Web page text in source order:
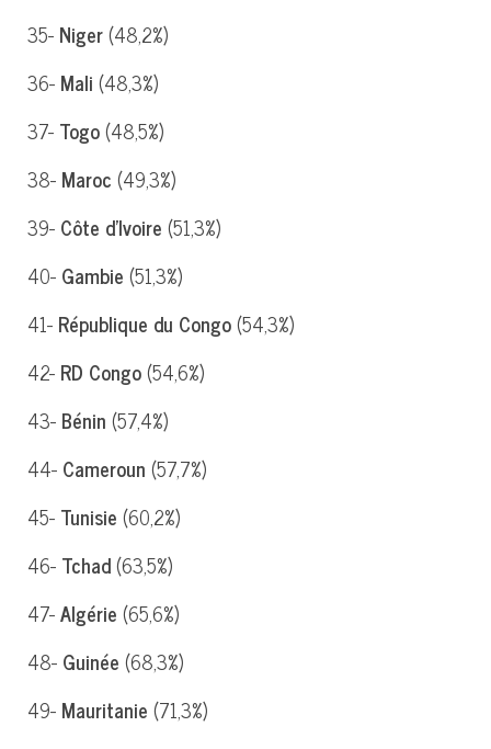
35- Niger(48,2%)
36- Mali (48,3%)
37- Togo(48,5%)
38- Maroc (49,3%)
39- Côte d’Ivoire (51,3%)
40- Gambie (51,3%)
41- République du Congo(54,3%)
42- RD Congo(54,6%)
43- Bénin (57,4%)
44- Cameroun (57,7%)
45- Tunisie (60,2%)
46- Tchad(63,5%)
47-Algérie (65,6%)
48- Guinée (68,3%)
49- Mauritanie (71,3%)